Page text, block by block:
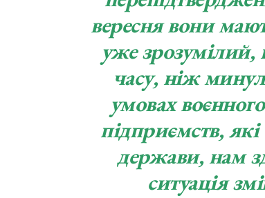
вересня вони
уже зрозумілий,
часу, ніж
умовах
підприємств,
держави, нам
ситуація